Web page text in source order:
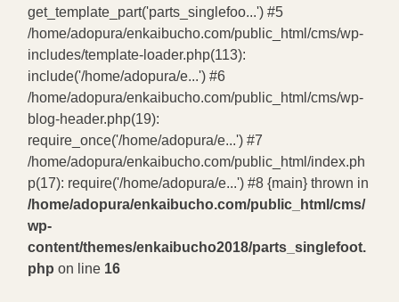
get_template_part('parts_singlefoo...') #5
/home/adopura/enkaibucho.com/public_html/cms/wp-
includes/template-loader.php(113):
include('/home/adopura/e...') #6
/home/adopura/enkaibucho.com/public_html/cms/wp-
blog-header.php(19):
require_once('/home/adopura/e...') #7
/home/adopura/enkaibucho.com/public_html/index.ph
p(17): require('/home/adopura/e...') #8 {main} thrown in
/home/adopura/enkaibucho.com/public_html/cms/
wp-
content/themes/enkaibucho2018/parts_singlefoot.
php on line 16